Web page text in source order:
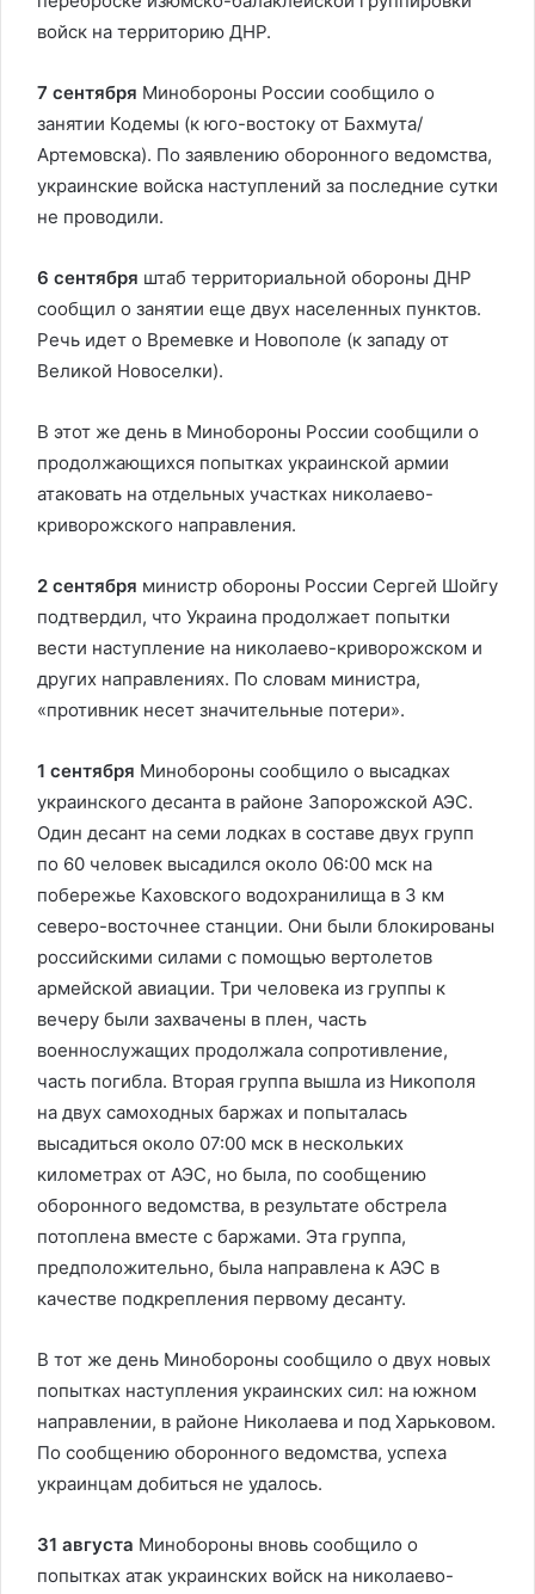
войск на территорию ДНР.
7 сентября Минобороны России сообщило о
занятии Кодемы (к юго-востоку от Бахмута/
Артемовска). По заявлению оборонного ведомства,
украинские войска наступлений за последние сутки
не проводили.
6 сентября штаб территориальной обороны ДНР
сообщил о занятии еще двух населенных пунктов.
Речь идет о Времевке и Новополе (к западу от
Великой Новоселки).
В этот же день в Минобороны России сообщили о
продолжающихся попытках украинской армии
атаковать на отдельных участках николаево-
криворожского направления.
2 сентября министр обороны России Сергей Шойгу
подтвердил, что Украина продолжает попытки
вести наступление на николаево-криворожском и
других направлениях. По словам министра,
«противник несет значительные потери».
1 сентября Минобороны сообщило о высадках
украинского десанта в районе Запорожской АЭС.
Один десант на семи лодках в составе двух групп
по 60 человек высадился около 06:00 мск на
побережье Каховского водохранилища в 3 км
северо-восточнее станции. Они были блокированы
российскими силами с помощью вертолетов
армейской авиации. Три человека из группы к
вечеру были захвачены в плен, часть
военнослужащих продолжала сопротивление,
часть погибла. Вторая группа вышла из Никополя
на двух самоходных баржах и попыталась
высадиться около 07:00 мск в нескольких
километрах от АЭС, но была, по сообщению
оборонного ведомства, в результате обстрела
потоплена вместе с баржами. Эта группа,
предположительно, была направлена к АЭС в
качестве подкрепления первому десанту.
В тот же день Минобороны сообщило о двух новых
попытках наступления украинских сил: на южном
направлении, в районе Николаева и под Харьковом.
По сообщению оборонного ведомства, успеха
украинцам добиться не удалось.
31 августа Минобороны вновь сообщило о
попытках атак украинских войск на николаево-